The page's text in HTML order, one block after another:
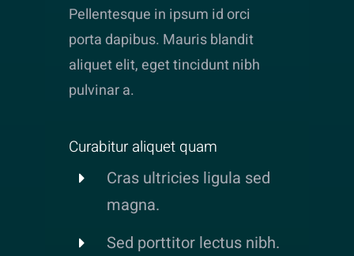
Pellentesque in ipsum id orci
porta dapibus. Mauris blandit
aliquet elit, eget tincidunt nibh
pulvinar a.
Curabitur aliquet quam
Cras ultricies ligula sed
magna.
Sed porttitor lectus nibh.